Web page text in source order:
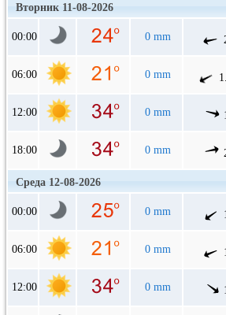
Вторник 11-08-2026
00:00 0 mm
06:00 0 mm
12:00 0 mm
18:00 0 mm
Среда 12-08-2026
00:00 0 mm
06:00 0 mm
12:00 0 mm